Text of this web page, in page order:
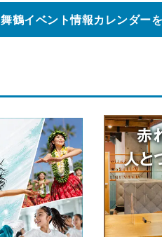
舞鶴イベント情報カレンダー